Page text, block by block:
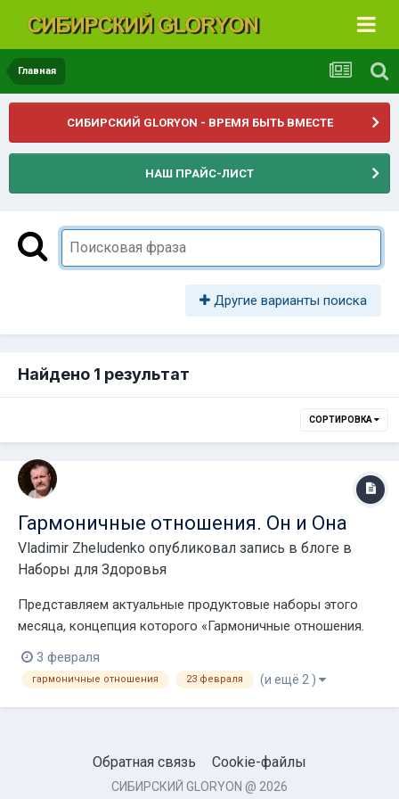
Главная
СИБИРСКИЙ GLORYON - ВРЕМЯ БЫТЬ ВМЕСТЕ
НАШ ПРАЙС-ЛИСТ
Другие варианты поиска
Найдено 1 результат
СОРТИРОВКА
Гармоничные отношения. Он и Она
Vladimir Zheludenko опубликовал запись в блоге в
Наборы для Здоровья
Представляем актуальные продуктовые наборы этого
месяца, концепция которого «Гармоничные отношения.
Он и Она» в преддверии 23 февраля и 8 марта. Сейчас
самое время задуматься о грядущих праздниках 23
февраля и 8 марта и приступить к выбору подарков для
любимых мужчин и очаровательных женщин....
3 февраля
гармоничные отношения 23 февраля (и ещё 2 )
Обратная связь Cookie-файлы
СИБИРСКИЙ GLORYON @ 2026